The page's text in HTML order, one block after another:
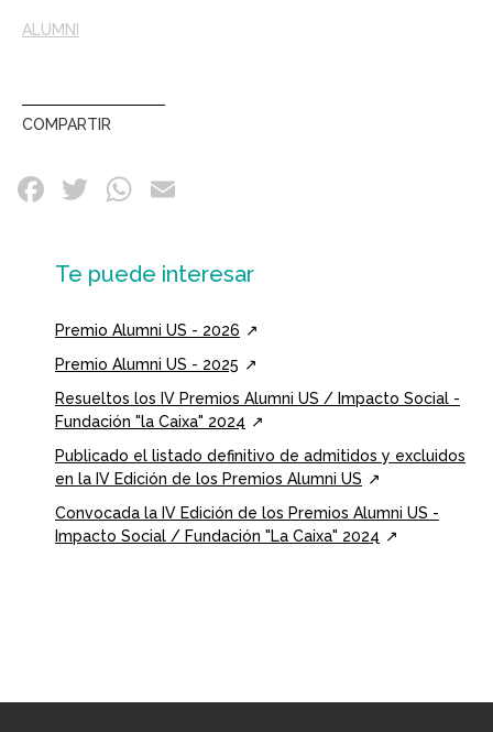
ALUMNI
COMPARTIR
Te puede interesar
Premio Alumni US - 2026
Premio Alumni US - 2025
Resueltos los IV Premios Alumni US / Impacto Social -
Fundación "la Caixa" 2024
Publicado el listado definitivo de admitidos y excluidos
en la IV Edición de los Premios Alumni US
Convocada la IV Edición de los Premios Alumni US -
Impacto Social / Fundación "La Caixa" 2024